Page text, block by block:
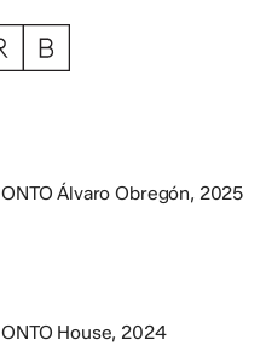
ONTO Álvaro Obregón, 2025
ONTO House, 2024